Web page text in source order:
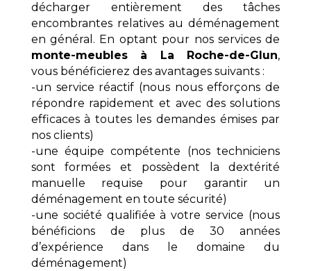
décharger entièrement des tâches
encombrantes relatives au déménagement
en général. En optant pour nos services de
monte-meubles à La Roche-de-Glun,
vous bénéficierez des avantages suivants :
-un service réactif (nous nous efforçons de
répondre rapidement et avec des solutions
efficaces à toutes les demandes émises par
nos clients)
-une équipe compétente (nos techniciens
sont formées et possèdent la dextérité
manuelle requise pour garantir un
déménagement en toute sécurité)
-une société qualifiée à votre service (nous
bénéficions de plus de 30 années
d’expérience dans le domaine du
déménagement)